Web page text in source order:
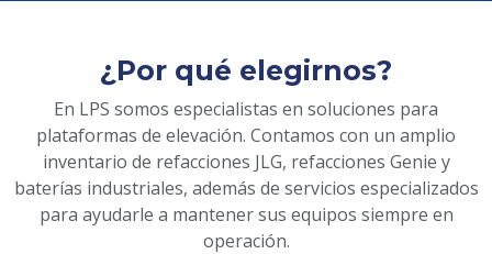
¿Por qué elegirnos?
En LPS somos especialistas en soluciones para
plataformas de elevación. Contamos con un amplio
inventario de refacciones JLG, refacciones Genie y
baterías industriales, además de servicios especializados
para ayudarle a mantener sus equipos siempre en
operación.